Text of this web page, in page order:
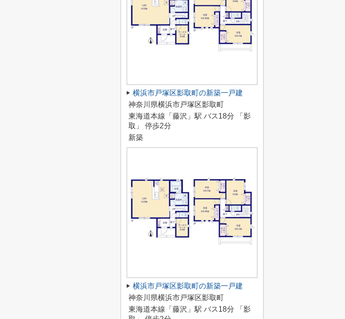
横浜市戸塚区影取町の新築一戸建
神奈川県横浜市戸塚区影取町
東海道本線「藤沢」駅 バス18分 「影
取」 停歩2分
新築
横浜市戸塚区影取町の新築一戸建
神奈川県横浜市戸塚区影取町
東海道本線「藤沢」駅 バス18分 「影